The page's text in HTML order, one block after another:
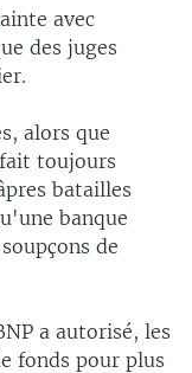
avec
des juges
alors que
toujours
batailles
banque
de
a autorisé, les
fonds pour plus